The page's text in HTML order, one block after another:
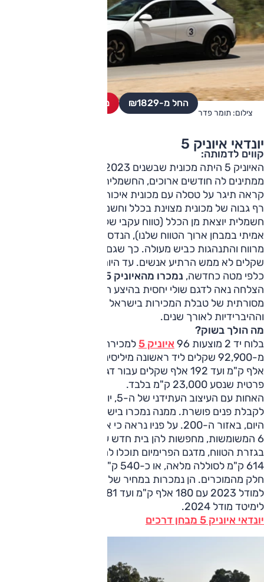
צילום: תומר פדר
החל מ-₪1829 מחפשים רכב יד שניה?
יונדאי איוניק 5
קווים לדמותה:
ממתינים לה חודשים ארוכים, החשמלית הקוריאנית שבפירוש
קראה תיגר על טסלה עם מכונית איכותית, די יקרה, אבל סימנה
רף גבוה של מכונית מצוינת בכלל וחשמלית בפרט. עם יעילות
אמיתי במבחן ארוך הטווח שלנו), הנדסת אנוש מצוינת, נוחות,
מרווח והתנהגות כביש מעולה. כך שגם מחיר של רבע מיליון
שקלים לא ממש הרתיע אנשים. עד היום, עוד לפני שמחירה עודכן
כלפי מטה כחדשה, נמכרו מהאיוניק 5 מעל ל-6,300 מכוניות
הצלחה נאה לדגם שולי יחסית בהיצע הדגמים של יונדאי, מובילה
מסורתית של טבלת המכירות בישראל בתחום הבנזין
וההיברידיות לאורך שנים.
מה הולך בשוק?
בלוח יד 2 מוצעות 96
איוניק 5
למכירה במחיר של החל
פרטית שנסע 23,000 ק"מ בלבד.
לקבלת פנים פושרת. ממנה נמכרו בישראל מאות בודדות עד
היום, באזור ה-200. על פניו נראה כי אחוז גדול יותר של האיוניק
בגזרת הטווח, מדגם הפרימיום תוכלו לחלץ על פי היצרן טווח של
614 ק"מ לסוללה מלאה, או כ-540 ק"מ "אמיתיים" כפי שמעידים
לימיטד מודל 2024.
יונדאי איוניק 5 מבחן דרכים